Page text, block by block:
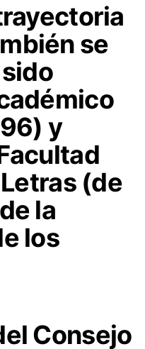
se
y
(de
la
los
Consejo